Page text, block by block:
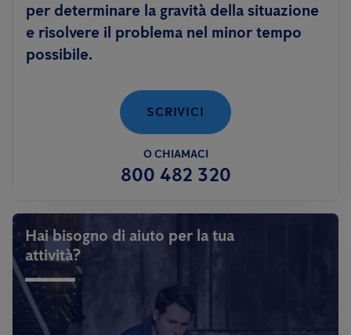
per determinare la gravità della situazione
e risolvere il problema nel minor tempo
possibile.
SCRIVICI
O CHIAMACI
800 482 320
Hai bisogno di aiuto per la tua
attività?